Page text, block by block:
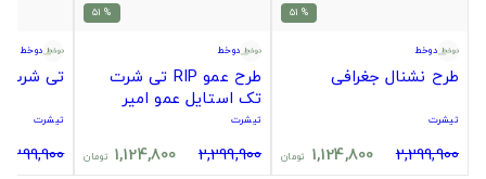
% 51
دوخط
طرح نشنال جغرافی
تیشرت
2,299,900
1,124,800 تومان
% 51
دوخط
طرح عمو RIP تی شرت
تک استایل عمو امیر
تعداد محدود!!!
تیشرت
2,299,900
1,124,800 تومان
دوخط
تی شرت
تیشرت
2,299,900